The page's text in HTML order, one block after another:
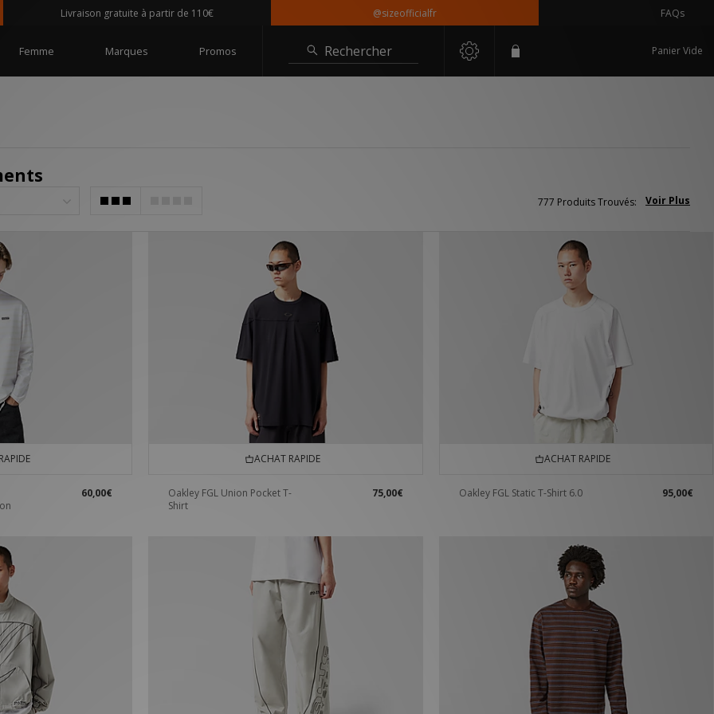
Livraison gratuite à partir de 110€ @sizeofficialfr
Femme Marques Promos Rechercher Panier Vide
Voir Plus
777 Produits Trouvés:
60,00€
ACHAT RAPIDE
Oakley FGL Union Pocket T-
Shirt
75,00€
ACHAT RAPIDE
Oakley FGL Static T-Shirt 6.0 95,00€